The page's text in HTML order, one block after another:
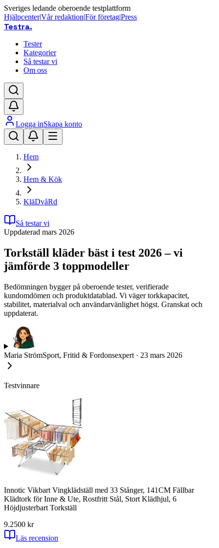
Sveriges ledande oberoende testplattform
Hjälpcenter|Vår redaktion|För företag|Press
Testra.
Tester
Kategorier
Så testar vi
Om oss
Logga inSkapa konto
Hem
Hem & Kök
KläDvåRd
Så testar vi
Uppdaterad mars 2026
Torkställ kläder bäst i test 2026 – vi
jämförde 3 toppmodeller
Bedömningen bygger på oberoende tester, verifierade
kundomdömen och produktdatablad. Vi väger torkkapacitet,
stabilitet, materialval och användarvänlighet högst. Granskat och
uppdaterat.
Maria StrömSport, Fritid & Fordonsexpert · 23 mars 2026
Testvinnare
Innotic Vikbart Vingklädställ med 33 Stånger, 141CM Fällbar
Klädtork för Inne & Ute, Rostfritt Stål, Stort Klädhjul, 6
Höjdjusterbart Torkställ
9.2500 kr
Läs recension